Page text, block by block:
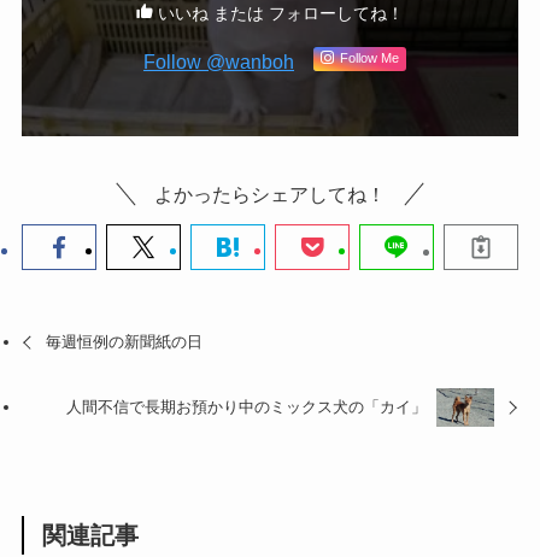
いいね または フォローしてね！
Follow @wanboh Follow Me
よかったらシェアしてね！
毎週恒例の新聞紙の日
人間不信で長期お預かり中のミックス犬の「カイ」
関連記事